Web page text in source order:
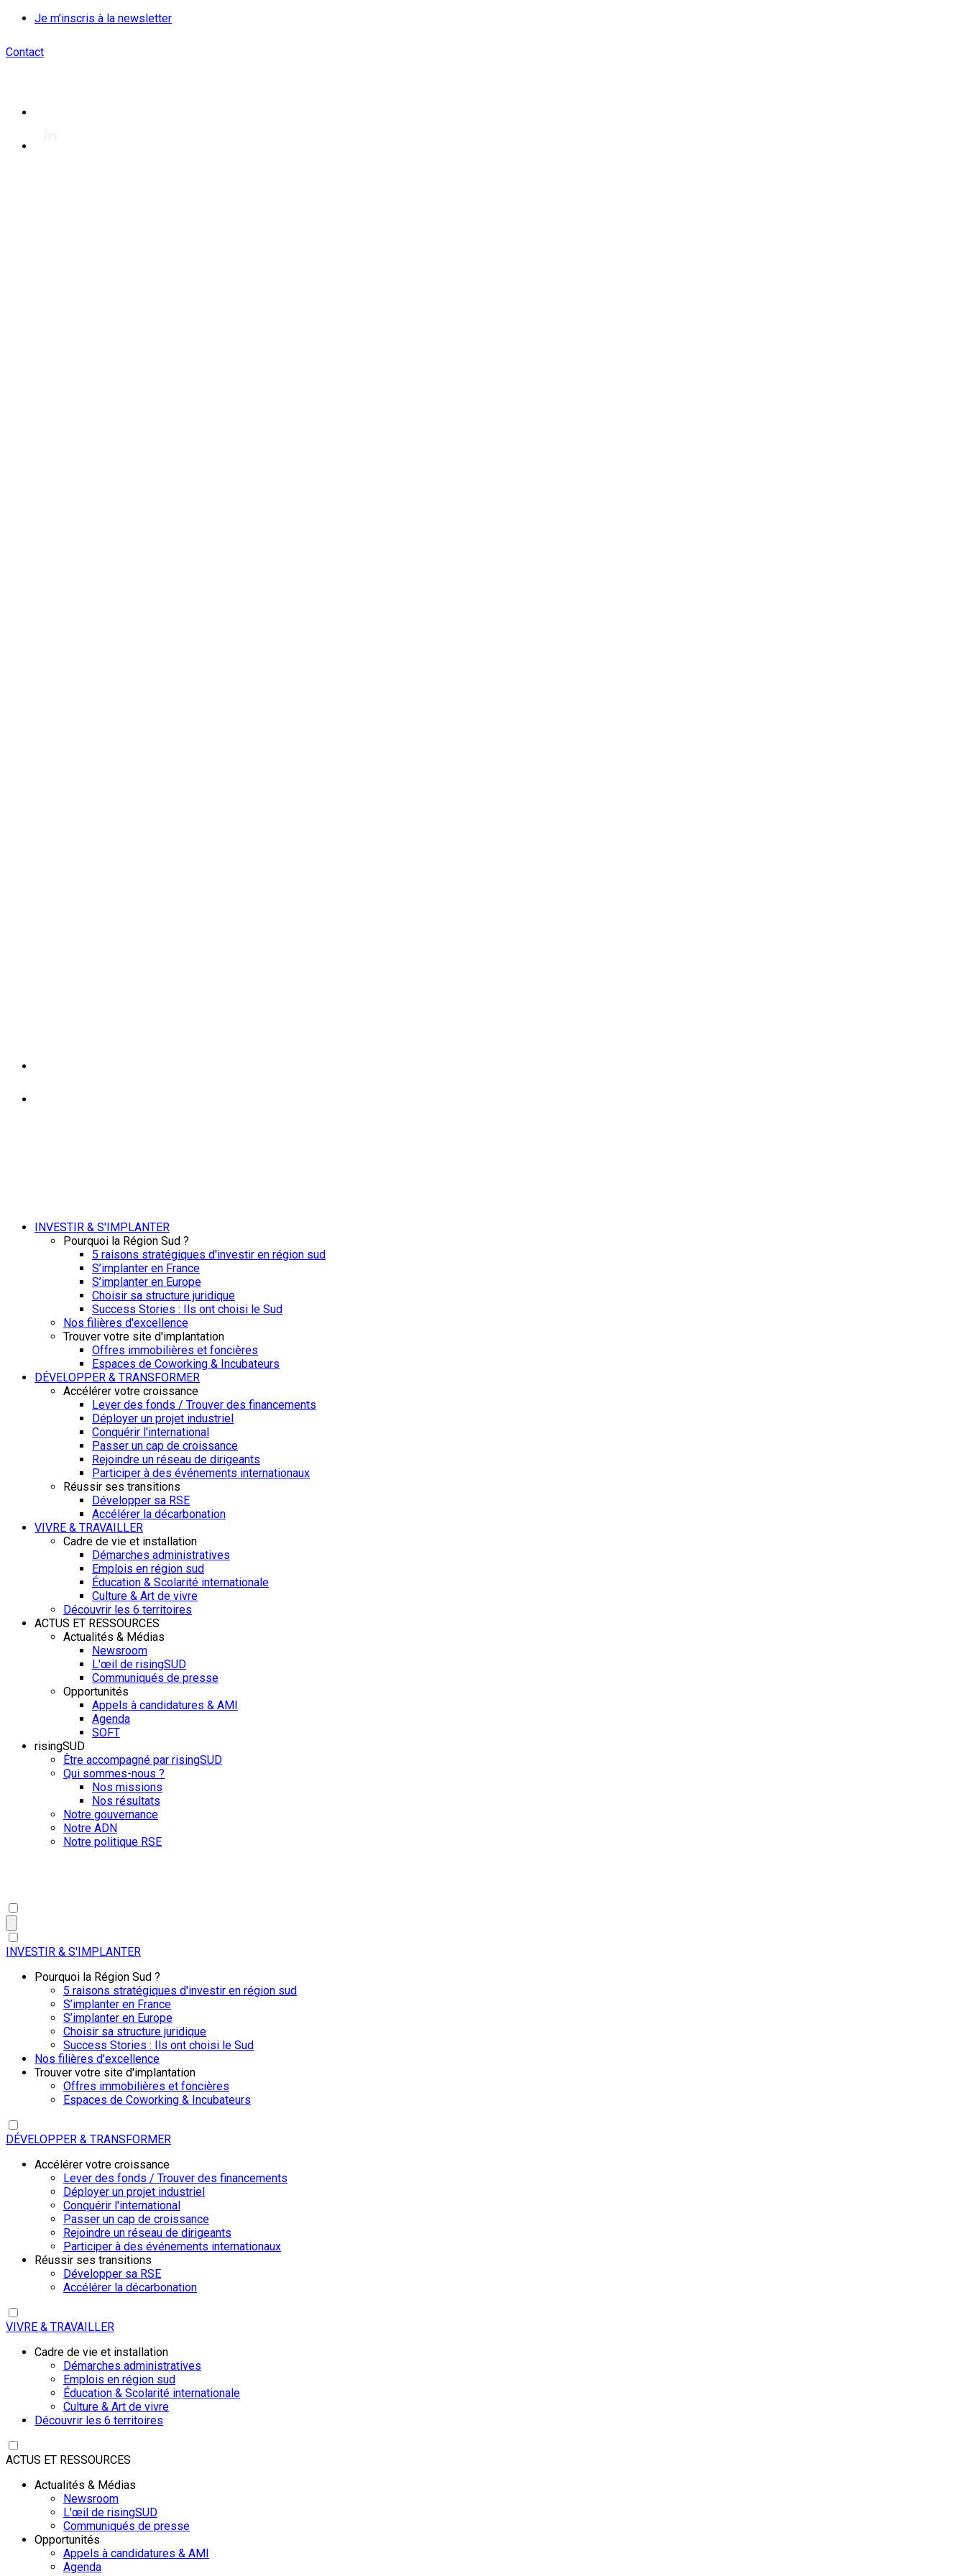
Je m’inscris à la newsletter
Contact
INVESTIR & S'IMPLANTER
Pourquoi la Région Sud ?
5 raisons stratégiques d'investir en région sud
S’implanter en France
S’implanter en Europe
Choisir sa structure juridique
Success Stories : Ils ont choisi le Sud
Nos filières d'excellence
Trouver votre site d'implantation
Offres immobilières et foncières
Espaces de Coworking & Incubateurs
DÉVELOPPER & TRANSFORMER
Accélérer votre croissance
Lever des fonds / Trouver des financements
Déployer un projet industriel
Conquérir l'international
Passer un cap de croissance
Rejoindre un réseau de dirigeants
Participer à des événements internationaux
Réussir ses transitions
Développer sa RSE
Accélérer la décarbonation
VIVRE & TRAVAILLER
Cadre de vie et installation
Démarches administratives
Emplois en région sud
Éducation & Scolarité internationale
Culture & Art de vivre
Découvrir les 6 territoires
ACTUS ET RESSOURCES
Actualités & Médias
Newsroom
L'œil de risingSUD
Communiqués de presse
Opportunités
Appels à candidatures & AMI
Agenda
SOFT
risingSUD
Être accompagné par risingSUD
Qui sommes-nous ?
Nos missions
Nos résultats
Notre gouvernance
Notre ADN
Notre politique RSE
INVESTIR & S'IMPLANTER
Pourquoi la Région Sud ?
5 raisons stratégiques d'investir en région sud
S’implanter en France
S’implanter en Europe
Choisir sa structure juridique
Success Stories : Ils ont choisi le Sud
Nos filières d'excellence
Trouver votre site d'implantation
Offres immobilières et foncières
Espaces de Coworking & Incubateurs
DÉVELOPPER & TRANSFORMER
Accélérer votre croissance
Lever des fonds / Trouver des financements
Déployer un projet industriel
Conquérir l'international
Passer un cap de croissance
Rejoindre un réseau de dirigeants
Participer à des événements internationaux
Réussir ses transitions
Développer sa RSE
Accélérer la décarbonation
VIVRE & TRAVAILLER
Cadre de vie et installation
Démarches administratives
Emplois en région sud
Éducation & Scolarité internationale
Culture & Art de vivre
Découvrir les 6 territoires
ACTUS ET RESSOURCES
Actualités & Médias
Newsroom
L'œil de risingSUD
Communiqués de presse
Opportunités
Appels à candidatures & AMI
Agenda